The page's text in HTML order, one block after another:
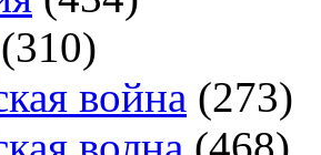
(310)
война (273)